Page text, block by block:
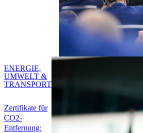
Zertifikate für
CO2-
Entfernung:
ENERGIE,
UMWELT &
TRANSPORT